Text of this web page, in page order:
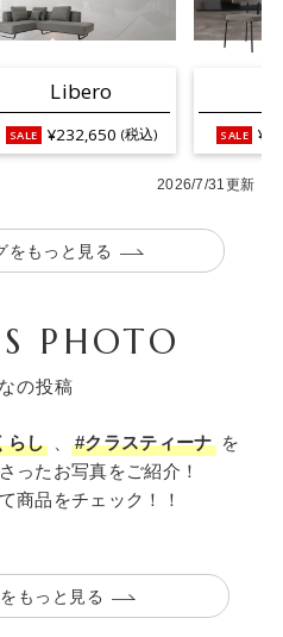
Libero
¥232,650 (税込)
2026/7/31更新
をもっと見る
PHOTO
の投稿
らし #クラスティーナを
ったお写真をご紹介！
商品をチェック！！
もっと見る